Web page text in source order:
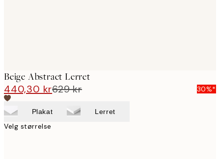
Beige Abstract Lerret
440,30 kr629 kr 30%*
Plakat Lerret
Velg størrelse